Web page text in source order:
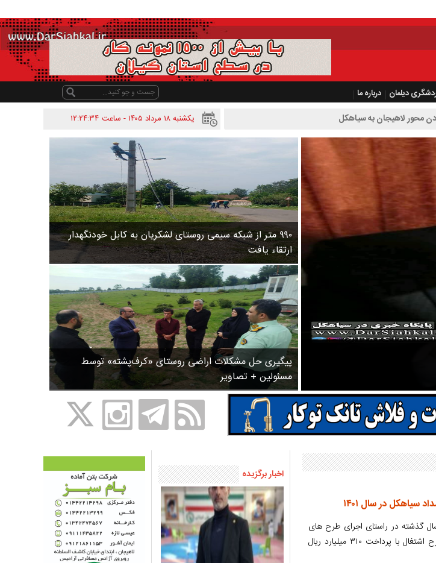
دیلمان
درباره ما
یکشنبه ۱۸ مرداد ۱۴۰۵ - ساعت
۱۲:۲۴:۳۴ سیاهکل
۹۹۰ متر از شبکه سیمی روستای لشکریان به کابل خودنگهدار
ارتقاء یافت
پیگیری حل مشکلات اراضی روستای «کرف‌پشته» توسط
مسئولین + تصاویر
سیاهکل کرد و در ۳۱ سال خدمت خود، علاوه بر تدریس در کلاس اول، معلم نهضت
گذشته در راستای اجرای طرح های
اشتغالزایی و خودکفائی مددجویان، موفق به اجرای ۳۶۵ طرح اشتغال با پرداخت ۳۱۰ میلیارد ریال
اخبار برگزیده